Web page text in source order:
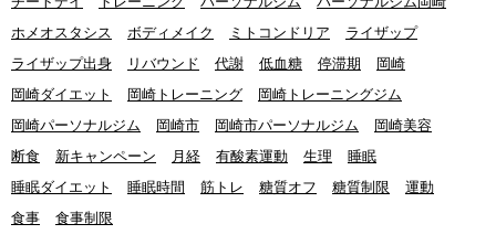
ホメオスタシス
ボディメイク ミトコンドリア
ライザップ
ライザップ出身
リバウンド 代謝 低血糖 停滞期
岡崎
岡崎ダイエット
岡崎トレーニング
岡崎トレーニングジム
岡崎パーソナルジム
岡崎市 岡崎市パーソナルジム
岡崎美容
断食
新キャンペーン 月経 有酸素運動 生理
睡眠
睡眠ダイエット
睡眠時間 筋トレ 糖質オフ 糖質制限
運動
食事
食事制限